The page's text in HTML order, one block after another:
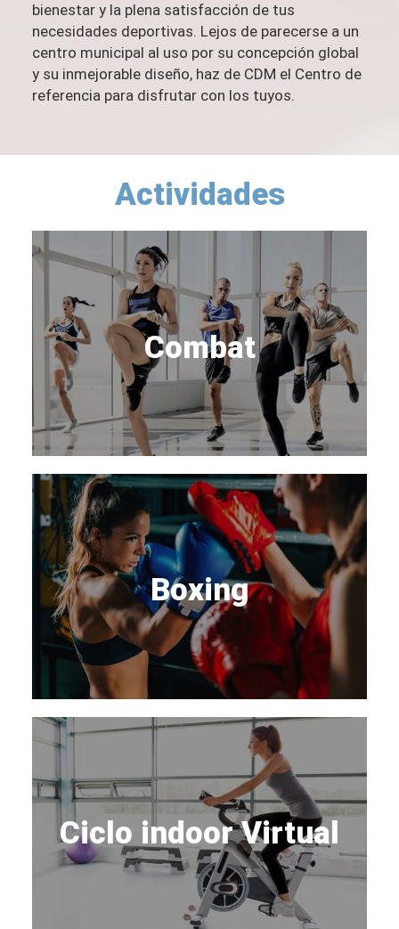
bienestar y la plena satisfacción de tus
necesidades deportivas. Lejos de parecerse a un
centro municipal al uso por su concepción global
y su inmejorable diseño, haz de CDM el Centro de
referencia para disfrutar con los tuyos.
Actividades
Combat
Boxing
Ciclo indoor Virtual